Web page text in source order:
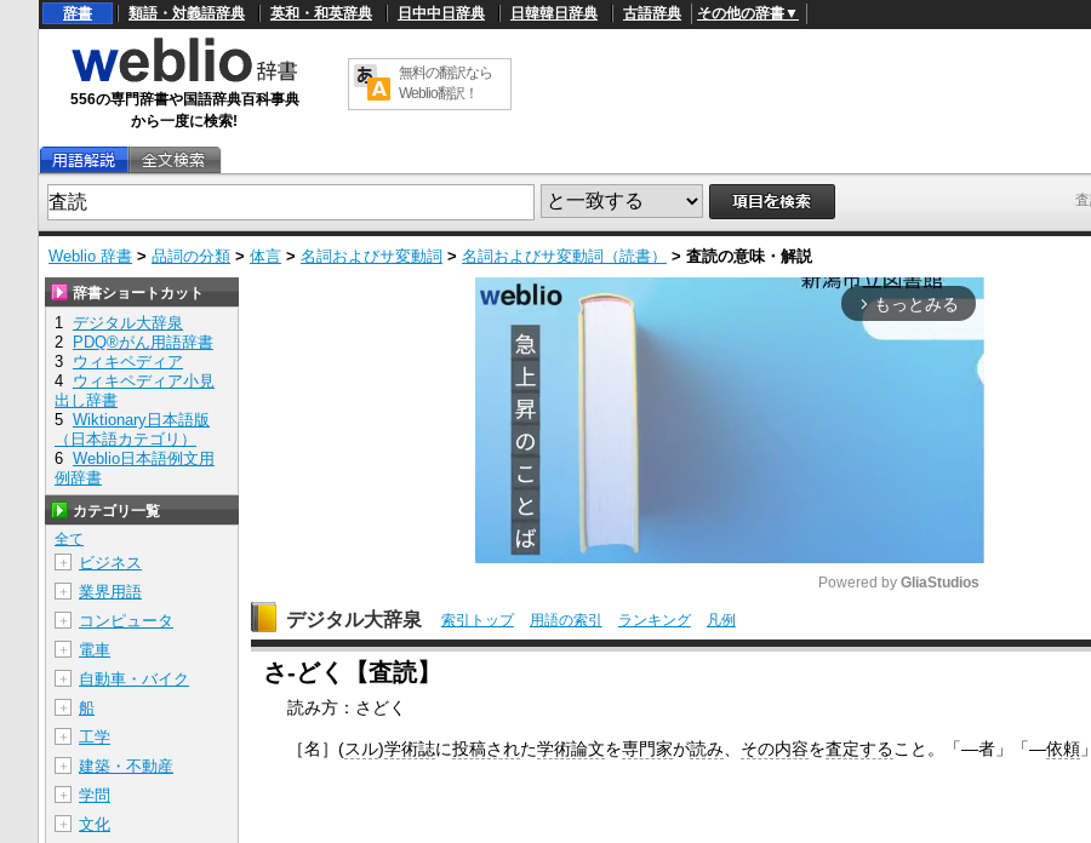
辞書 類語・対義語辞典 英和・和英辞典 日中中日辞典 日韓韓日辞典 古語辞典 その他の辞書▼
556の専門辞書や国語辞典百科事典
から一度に検索!
無料の翻訳なら
Weblio翻訳！
Weblio 辞書 > 品詞の分類 > 体言 > 名詞およびサ変動詞 > 名詞およびサ変動詞（読書） > 査読の意味・解説
arrow_forward_ios もっとみる
M
e
Powered by GliaStudios
デジタル大辞泉 索引トップ 用語の索引 ランキング 凡例
さ‐どく【査読】
読み方：さどく
［名］(スル)学術誌に投稿された学術論文を専門家が読み、 その内容を査定すること。「―者」「―依頼 」
辞書ショートカット
1 デジタル大辞泉
2
PDQ®がん用語辞書
3 ウィキペディア
4 ウィキペディア小見
出し辞書
5 Wiktionary日本語版
（日本語カテゴリ）
6 Weblio日本語例文用
例辞書
カテゴリ一覧
全て
＋
ビジネス
＋ 業界用語
＋ コンピュータ
＋ 電車
＋ 自動車・バイク
＋ 船
＋ 工学
＋ 建築・不動産
＋ 学問
＋ 文化